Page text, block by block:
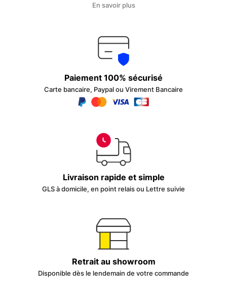
En savoir plus
Paiement 100% sécurisé
Carte bancaire, Paypal ou Virement Bancaire
Livraison rapide et simple
GLS à domicile, en point relais ou Lettre suivie
Retrait au showroom
Disponible dès le lendemain de votre commande